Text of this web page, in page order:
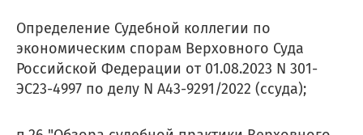
Определение Судебной коллегии по
экономическим спорам Верховного Суда
Российской Федерации от 01.08.2023 N 301-
ЭС23-4997 по делу N А43-9291/2022 (ссуда);